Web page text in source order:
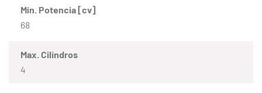
Mín. Potencia [cv]
68
Max. Cilindros
4